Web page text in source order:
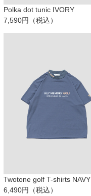
Polka dot tunic IVORY
7,590円（税込）
Twotone golf T-shirts NAVY
6,490円（税込）